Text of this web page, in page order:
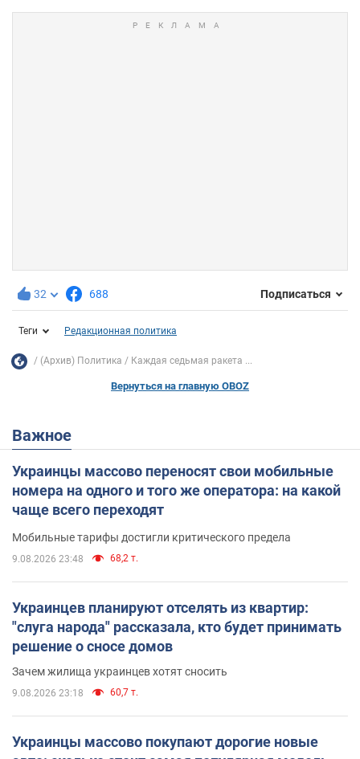
32 688 Подписаться
Теги Редакционная политика
(Архив) Политика Каждая седьмая ракета ...
Вернуться на главную OBOZ
Важное
Украинцы массово переносят свои мобильные
номера на одного и того же оператора: на какой
чаще всего переходят
Мобильные тарифы достигли критического предела
9.08.2026 23:48 68,2 т.
Украинцев планируют отселять из квартир:
"слуга народа" рассказала, кто будет принимать
решение о сносе домов
Зачем жилища украинцев хотят сносить
9.08.2026 23:18 60,7 т.
Украинцы массово покупают дорогие новые